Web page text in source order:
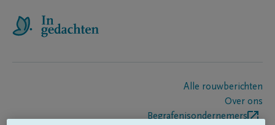
Alle rouwberichten
Over ons
Begrafenisondernemers